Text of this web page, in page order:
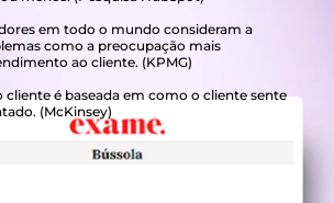
em todo o mundo consideram a
como a preocupação mais
ao cliente. (KPMG)
cliente é baseada em como o cliente sente
(McKinsey)